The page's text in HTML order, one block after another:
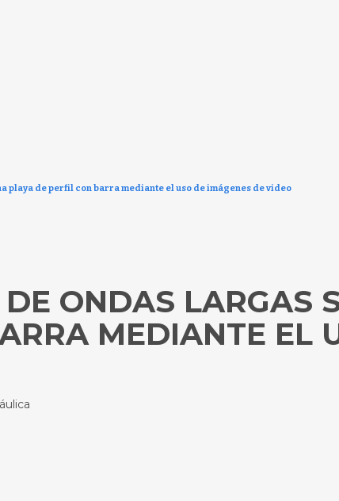
playa de perfil con barra mediante el uso de imágenes de video
ONDAS LARGAS
MEDIANTE EL